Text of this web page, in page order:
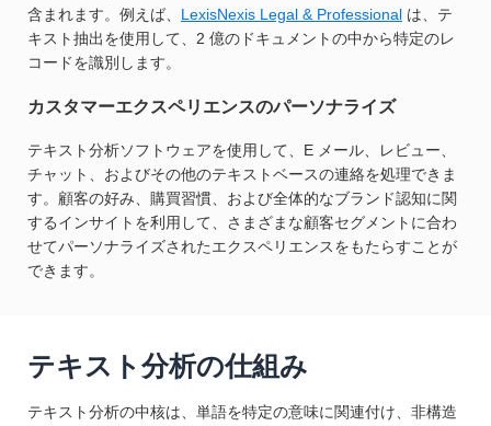
含まれます。例えば、 LexisNexis Legal & Professional は、テ
キスト抽出を使用して、2 億のドキュメントの中から特定のレ
コードを識別します。
カスタマーエクスペリエンスのパーソナライズ
テキスト分析ソフトウェアを使用して、E メール、レビュー、
チャット、およびその他のテキストベースの連絡を処理できま
す。顧客の好み、購買習慣、および全体的なブランド認知に関
するインサイトを利用して、さまざまな顧客セグメントに合わ
せてパーソナライズされたエクスペリエンスをもたらすことが
できます。
テキスト分析の仕組み
テキスト分析の中核は、単語を特定の意味に関連付け、非構造